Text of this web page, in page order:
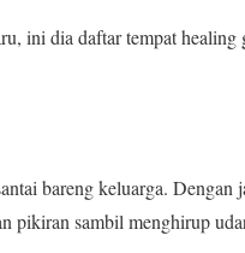
ini dia daftar tempat healing
bareng keluarga. Dengan
pikiran sambil menghirup